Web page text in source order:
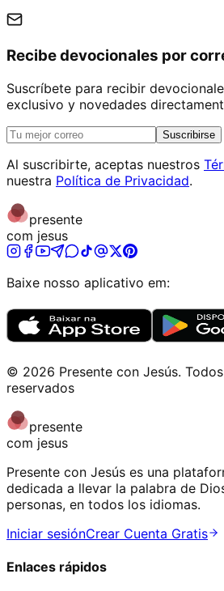
Recibe devocionales por
Suscríbete para recibir
exclusivo y novedades
Suscribirse
Al suscribirte, aceptas nuestros
nuestra Política de Privacidad.
presente
com jesus
Baixe nosso aplicativo em:
© 2026 Presente con Jesús.
reservados
presente
com jesus
Presente con Jesús es una
dedicada a llevar la palabra de
personas, en todos los idiomas.
Iniciar sesiónCrear Cuenta Gratis
Enlaces rápidos